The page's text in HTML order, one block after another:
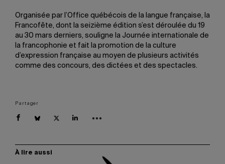
Organisée par l’Office québécois de la langue française, la
Francofête, dont la seizième édition s’est déroulée du 19
au 30 mars derniers, souligne la Journée internationale de
la francophonie et fait la promotion de la culture
d’expression française au moyen de plusieurs activités
comme des concours, des dictées et des spectacles.
Partager
À lire aussi